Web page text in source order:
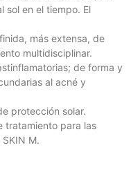
sol en el tiempo. El
más extensa, de
multidisciplinar.
de forma y
al acné y
protección solar.
tratamiento para las
M.